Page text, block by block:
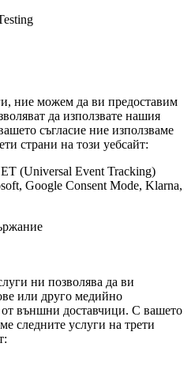
ние можем да ви предоставим
да използвате нашия
съгласие ние използваме
страни на този уебсайт:
(Universal Event Tracking)
Google Consent Mode, Klarna,
ни позволява да ви
или друго медийно
външни доставчици. С вашето
следните услуги на трети